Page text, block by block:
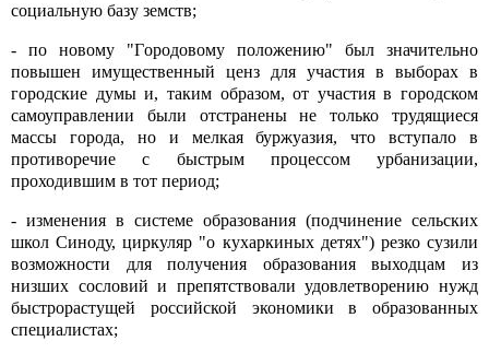
социальную базу земств;
- по новому "Городовому положению" был значительно
повышен имущественный ценз для участия в выборах в
городские думы и, таким образом, от участия в городском
самоуправлении были отстранены не только трудящиеся
массы города, но и мелкая буржуазия, что вступало в
противоречие с быстрым процессом урбанизации,
проходившим в тот период;
- изменения в системе образования (подчинение сельских
школ Синоду, циркуляр "о кухаркиных детях") резко сузили
возможности для получения образования выходцам из
низших сословий и препятствовали удовлетворению нужд
быстрорастущей российской экономики в образованных
специалистах;